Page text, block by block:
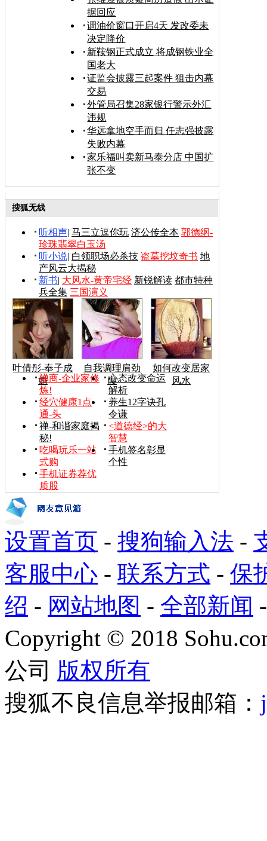
据回应
调油价窗口开启4天 发改委未
决定降价
新鞍钢正式成立 将成钢铁业全
国老大
证监会披露三起案件 狙击内幕
交易
外管局召集28家银行警示外汇
违规
华远拿地空手而归 任志强披露
失败内幕
家乐福叫卖新马泰分店 中国扩
张不变
搜狐无线
听相声| 马三立逗你玩 济公传全本 郭德纲-
珍珠翡翠白玉汤
听小说| 白领职场必杀技 盗墓挖坟奇书 地
产风云大揭秘
新书| 大风水-黄帝宅经 新锐解读 都市特种
兵全集 三国演义
叶倩彤-奉子成
婚
自我调理肩劲
腰
如何改变居家
风水
禅商-企业家修
炼!
心态改变命运
解析
经穴健康1点
通-头
养生12字诀孔
令谦
禅-和谐家庭揭
秘!
<道德经>的大
智慧
吃喝玩乐一站
式购
手机签名彰显
个性
手机证券荐优
质股
设置首页 - 搜狗输入法 -
客服中心 - 联系方式 - 保
绍 - 网站地图 - 全部新闻
Copyright © 2018
公司 版权所有
搜狐不良信息举报邮箱：